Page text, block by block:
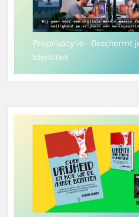
Proprivacy.io - Beschermt
identiteit